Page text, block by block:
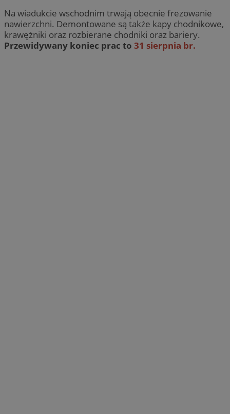
Na wiadukcie wschodnim trwają obecnie frezowanie
nawierzchni. Demontowane są także kapy chodnikowe,
krawężniki oraz rozbierane chodniki oraz bariery.
Przewidywany koniec prac to 31 sierpnia br.